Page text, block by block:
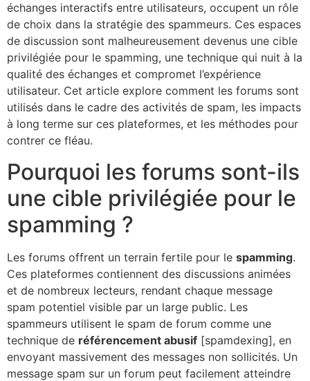
échanges interactifs entre utilisateurs, occupent un rôle
de choix dans la stratégie des spammeurs. Ces espaces
de discussion sont malheureusement devenus une cible
privilégiée pour le spamming, une technique qui nuit à la
qualité des échanges et compromet l’expérience
utilisateur. Cet article explore comment les forums sont
utilisés dans le cadre des activités de spam, les impacts
à long terme sur ces plateformes, et les méthodes pour
contrer ce fléau.
Pourquoi les forums sont-ils
une cible privilégiée pour le
spamming ?
Les forums offrent un terrain fertile pour le spamming.
Ces plateformes contiennent des discussions animées
et de nombreux lecteurs, rendant chaque message
spam potentiel visible par un large public. Les
spammeurs utilisent le spam de forum comme une
technique de référencement abusif [spamdexing], en
envoyant massivement des messages non sollicités. Un
message spam sur un forum peut facilement atteindre